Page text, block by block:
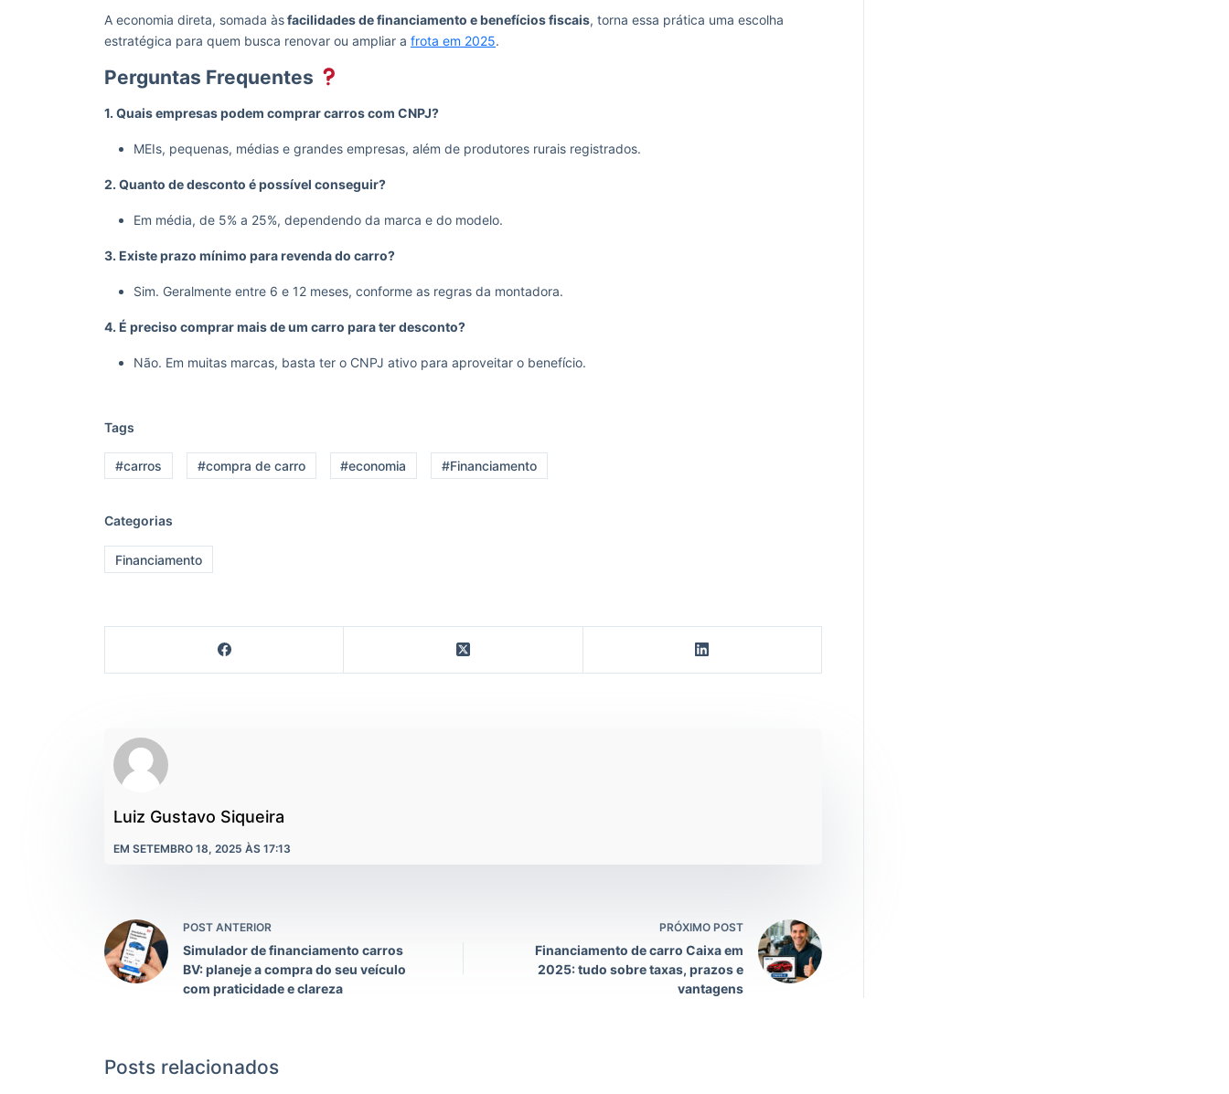
A economia direta, somada àsfacilidades de financiamento e benefícios fiscais, torna essa prática uma escolha
estratégica para quem busca renovar ou ampliar a frota em 2025.
Perguntas Frequentes
1. Quais empresas podem comprar carros com CNPJ?
MEIs, pequenas, médias e grandes empresas, além de produtores rurais registrados.
2. Quanto de desconto é possível conseguir?
Em média, de 5% a 25%, dependendo da marca e do modelo.
3. Existe prazo mínimo para revenda do carro?
Sim. Geralmente entre 6 e 12 meses, conforme as regras da montadora.
4. É preciso comprar mais de um carro para ter desconto?
Não. Em muitas marcas, basta ter o CNPJ ativo para aproveitar o benefício.
Tags
#carros #compra de carro #economia #Financiamento
Categorias
Financiamento
Luiz Gustavo Siqueira
EM SETEMBRO 18, 2025 ÀS 17:13
POST ANTERIOR
Simulador de financiamento carros
BV: planeje a compra do seu veículo
com praticidade e clareza
PRÓXIMO POST
Financiamento de carro Caixa em
2025: tudo sobre taxas, prazos e
vantagens
Posts relacionados